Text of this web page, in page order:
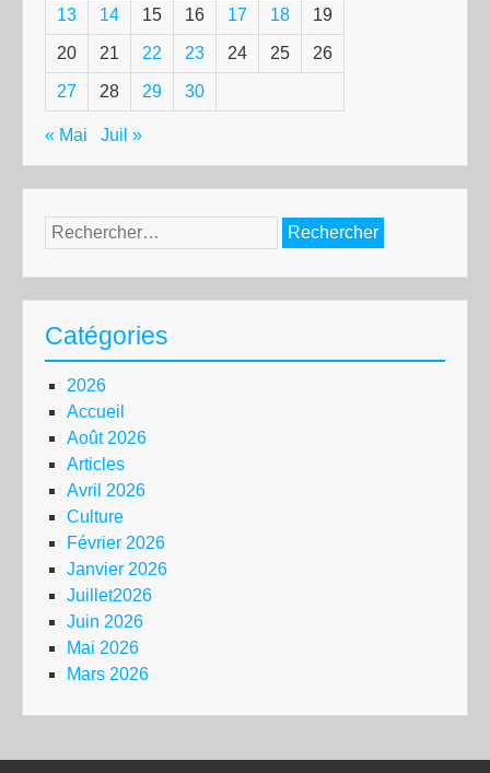
13 14 15 16 17 18 19
20 21 22 23 24 25 26
27 28 29 30
« Mai Juil »
Rechercher :
Catégories
2026
Accueil
Août 2026
Articles
Avril 2026
Culture
Février 2026
Janvier 2026
Juillet2026
Juin 2026
Mai 2026
Mars 2026